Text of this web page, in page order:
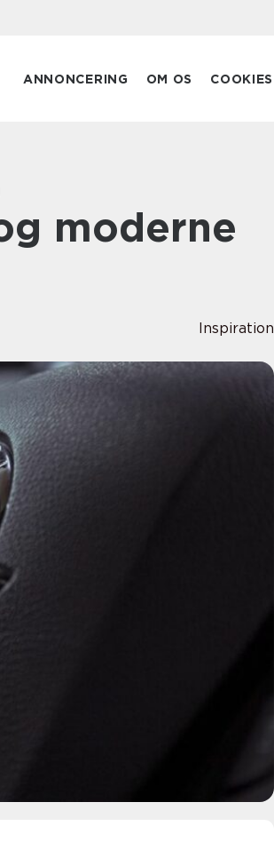
ANNONCERING OM OS COOKIES
moderne
Inspiration